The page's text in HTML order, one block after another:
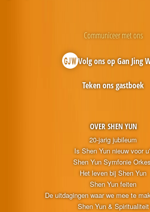
OVER SHEN YUN
20-jarig jubileum
Is Shen Yun nieuw voor
Shen Yun Symfonie
Het leven bij Shen Yun
Shen Yun feiten
De uitdagingen waar we mee te
Shen Yun & Spiritualiteit
Communiceer met ons
Volg ons op Gan Jing
Teken ons gastboek